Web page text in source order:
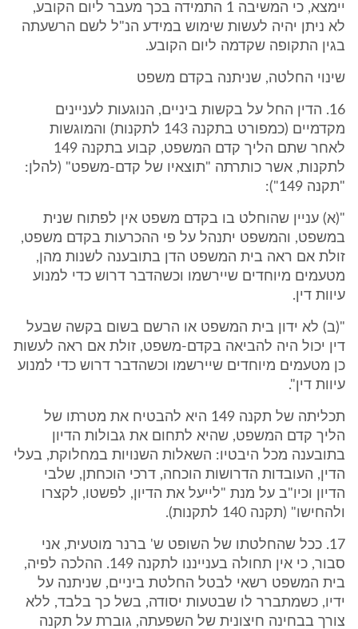
יימצא, כי המשיבה 1 התמידה בכך מעבר ליום הקובע,
לא ניתן יהיה לעשות שימוש במידע הנ"ל לשם הרשעתה
בגין התקופה שקדמה ליום הקובע.
שינוי החלטה, שניתנה בקדם משפט
16. הדין החל על בקשות ביניים, הנוגעות לעניינים
מקדמיים (כמפורט בתקנה 143 לתקנות) והמוגשות
לאחר שתם הליך קדם המשפט, קבוע בתקנה 149
לתקנות, אשר כותרתה "תוצאיו של קדם-משפט" (להלן:
"תקנה 149"):
"(א) עניין שהוחלט בו בקדם משפט אין לפתוח שנית
במשפט, והמשפט יתנהל על פי ההכרעות בקדם משפט,
זולת אם ראה בית המשפט הדן בתובענה לשנות מהן,
מטעמים מיוחדים שיירשמו וכשהדבר דרוש כדי למנוע
עיוות דין.
"(ב) לא ידון בית המשפט או הרשם בשום בקשה שבעל
דין יכול היה להביאה בקדם-משפט, זולת אם ראה לעשות
כן מטעמים מיוחדים שיירשמו וכשהדבר דרוש כדי למנוע
עיוות דין".
תכליתה של תקנה 149 היא להבטיח את מטרתו של
הליך קדם המשפט, שהיא לתחום את גבולות הדיון
בתובענה מכל היבטיו: השאלות השנויות במחלוקת, בעלי
הדין, העובדות הדרושות הוכחה, דרכי הוכחתן, שלבי
הדיון וכיו"ב על מנת "לייעל את הדיון, לפשטו, לקצרו
ולהחישו" (תקנה 140 לתקנות).
17. ככל שהחלטתו של השופט ש' ברנר מוטעית, אני
סבור, כי אין תחולה בענייננו לתקנה 149. ההלכה לפיה,
בית המשפט רשאי לבטל החלטת ביניים, שניתנה על
ידיו, כשמתברר לו שבטעות יסודה, בשל כך בלבד, ללא
צורך בבחינה חיצונית של השפעתה, גוברת על תקנה